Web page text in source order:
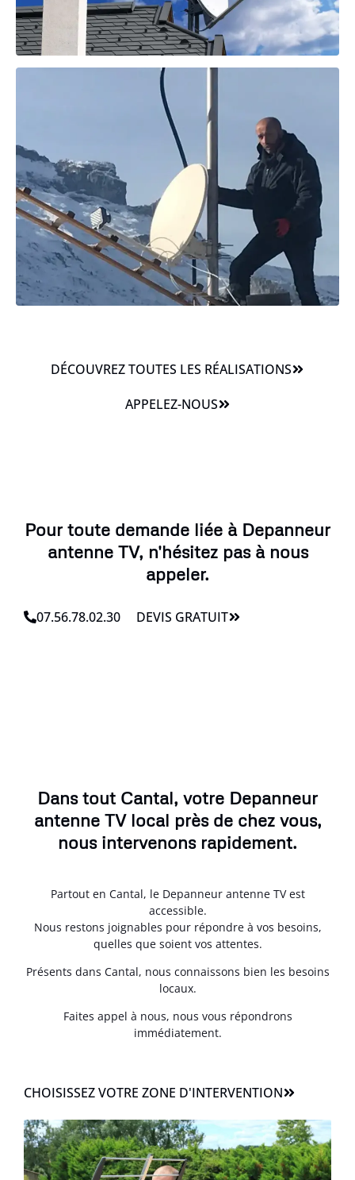
DÉCOUVREZ TOUTES LES RÉALISATIONS
APPELEZ-NOUS
Pour toute demande liée à Depanneur
antenne TV, n'hésitez pas à nous
appeler.
07.56.78.02.30 DEVIS GRATUIT
Dans tout Cantal, votre Depanneur
antenne TV local près de chez vous,
nous intervenons rapidement.
Partout en Cantal, le Depanneur antenne TV est
accessible.
Nous restons joignables pour répondre à vos besoins,
quelles que soient vos attentes.
Présents dans Cantal, nous connaissons bien les besoins
locaux.
Faites appel à nous, nous vous répondrons
immédiatement.
CHOISISSEZ VOTRE ZONE D'INTERVENTION